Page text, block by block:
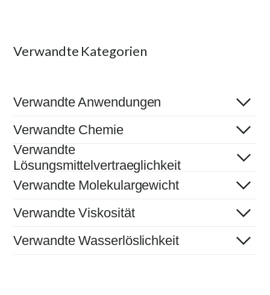
Verwandte Kategorien
Verwandte Anwendungen
Verwandte Chemie
Verwandte
Lösungsmittelvertraeglichkeit
Verwandte Molekulargewicht
Verwandte Viskosität
Verwandte Wasserlöslichkeit